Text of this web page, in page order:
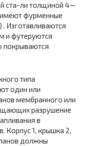
ста-ли толщиной 4—
фурменные
. Изготавливаются
и футеруются
покрываются
один или
мембранного или
разрушение
в
Корпус 1, крышка 2,
должны